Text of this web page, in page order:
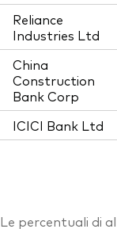
Reliance
Industries Ltd
China
Construction
Bank Corp
ICICI Bank Ltd
Le percentuali di